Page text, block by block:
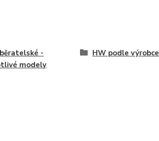
-
modely
HW podle výrobce